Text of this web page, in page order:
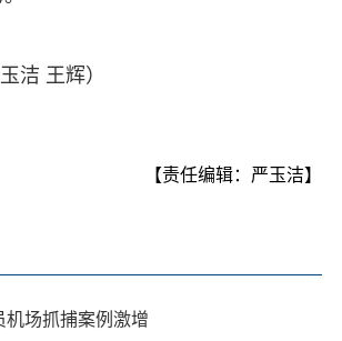
洁 王辉）
【责任编辑：严玉洁】
机场抓捕案例激增